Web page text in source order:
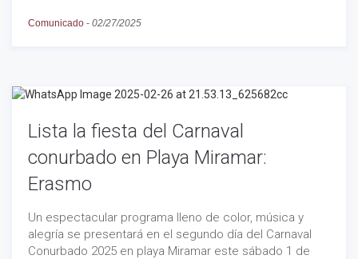
Comunicado - 02/27/2025
Lista la fiesta del Carnaval
conurbado en Playa Miramar:
Erasmo
Un espectacular programa lleno de color, música y
alegría se presentará en el segundo día del Carnaval
Conurbado 2025 en playa Miramar este sábado 1 de